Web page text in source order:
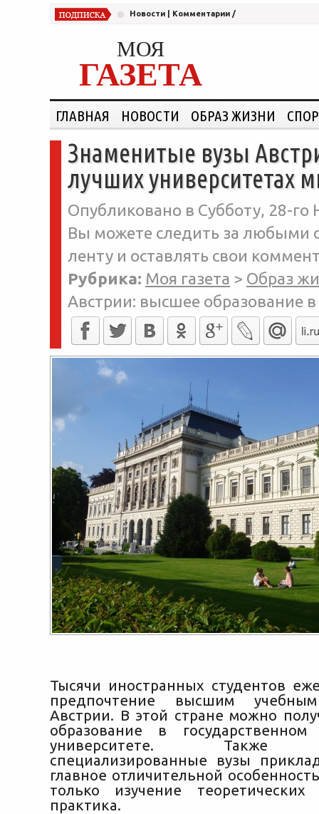
Новости Комментарии /
МОЯ
ГАЗЕТА
ГЛАВНАЯ НОВОСТИ ОБРАЗ ЖИЗНИ
Знаменитые вузы
лучших университетах
Опубликовано в Субботу, 28-го
Вы можете следить за любыми
ленту и оставлять свои
Рубрика: Моя газета > Образ
Австрии: высшее образование
Тысячи иностранных студентов
предпочтение высшим
Австрии. В этой стране можно
образование в
университете. Также
специализированные вузы
главное отличительной
только изучение
практика.